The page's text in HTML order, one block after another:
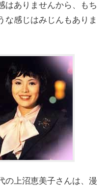
はありませんから、もち
な感じはみじんもありま
の上沼恵美子さんは、漫